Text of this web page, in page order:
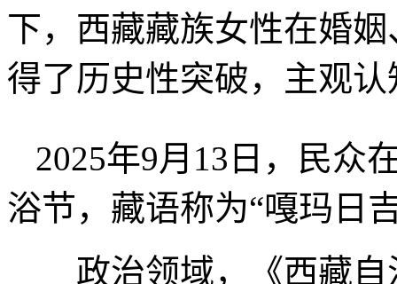
下，西藏藏族女性在婚
得了历史性突破，主观
2025年9月13日，民众
浴节，藏语称为“嘎玛日
政治领域，《西藏自